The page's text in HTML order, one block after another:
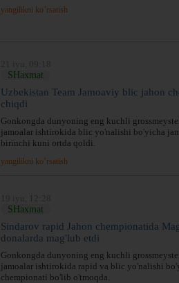
yangilikni ko’rsatish
SHaxmat
Uzbekistan Team Jamoaviy blic jahon
chiqdi
Gonkongda dunyoning eng kuchli
jamoalar ishtirokida blic yo'nalishi bo'yicha
birinchi kuni ortda qoldi.
yangilikni ko’rsatish
SHaxmat
Sindarov rapid Jahon chempionatida
donalarda mag'lub etdi
Gonkongda dunyoning eng kuchli
jamoalar ishtirokida rapid va blic yo'nalishi
chempionati bo'lib o'tmoqda.